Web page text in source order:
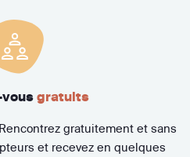
gratuits
gratuitement et sans
et recevez en quelques